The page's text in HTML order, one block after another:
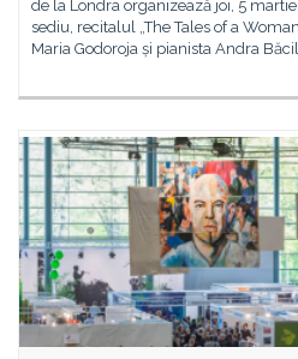
de la Londra organizează joi, 5
sediu, recitalul „The Tales of a
Maria Godoroja și pianista Andra